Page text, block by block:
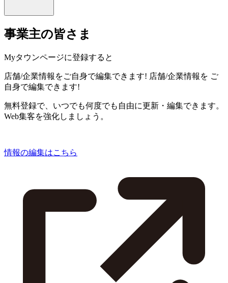
事業主の皆さま
Myタウンページに登録すると
店舗/企業情報をご自身で編集できます! 店舗/企業情報を ご
自身で編集できます!
無料登録で、いつでも何度でも自由に更新・編集できます。
Web集客を強化しましょう。
情報の編集はこちら